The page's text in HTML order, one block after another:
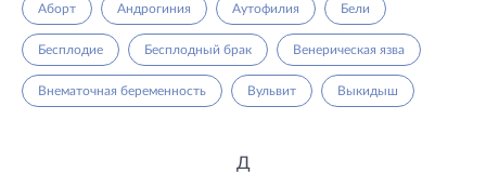
Аборт Андрогиния Аутофилия Бели
Бесплодие Бесплодный брак Венерическая язва
Внематочная беременность Вульвит Выкидыш
Д